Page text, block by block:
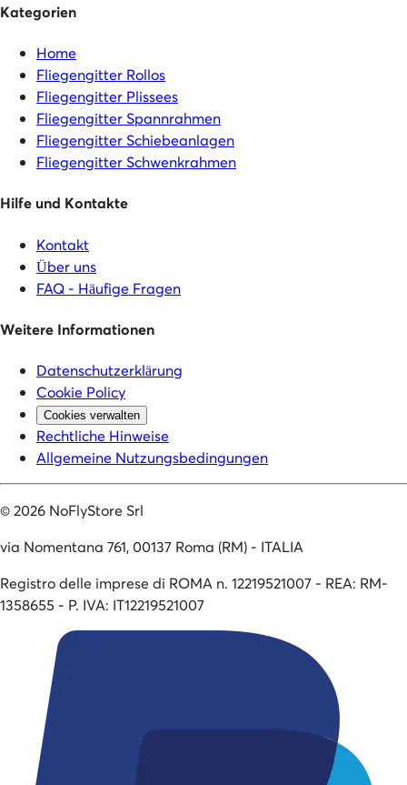
Kategorien
Home
Fliegengitter Rollos
Fliegengitter Plissees
Fliegengitter Spannrahmen
Fliegengitter Schiebeanlagen
Fliegengitter Schwenkrahmen
Hilfe und Kontakte
Kontakt
Über uns
FAQ - Häufige Fragen
Weitere Informationen
Datenschutzerklärung
Cookie Policy
Cookies verwalten
Rechtliche Hinweise
Allgemeine Nutzungsbedingungen
©2026 NoFlyStore Srl
via Nomentana 761, 00137 Roma (RM) - ITALIA
Registro delle imprese di ROMA n. 12219521007 - REA: RM-
1358655 - P. IVA: IT12219521007